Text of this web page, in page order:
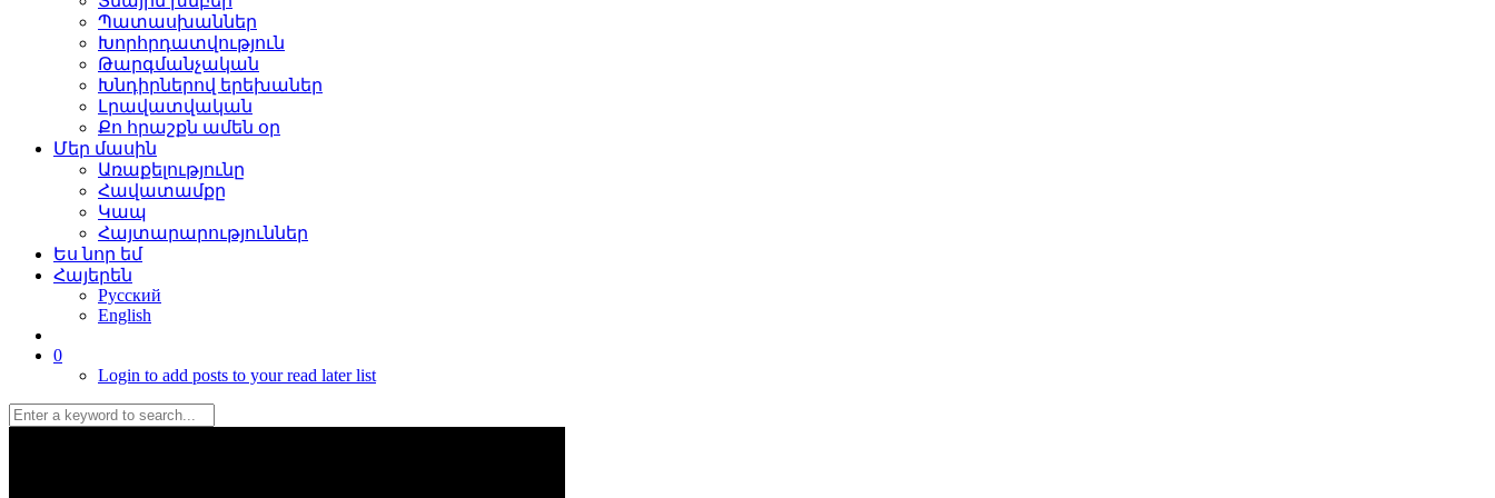
Պատասխաններ
Խորհրդատվություն
Թարգմանչական
Խնդիրներով երեխաներ
Լրավատվական
Քո հրաշքն ամեն օր
Մեր մասին
Առաքելությունը
Հավատամքը
Կապ
Հայտարարություններ
Ես նոր եմ
Հայերեն
Русский
English
0
Login to add posts to your read later list